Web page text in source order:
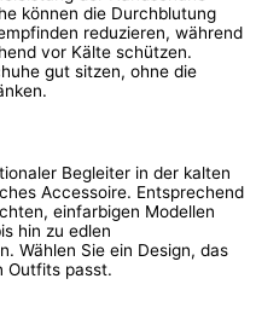
können die Durchblutung
reduzieren, während
vor Kälte schützen.
gut sitzen, ohne die
Begleiter in der kalten
Accessoire. Entsprechend
einfarbigen Modellen
hin zu edlen
Wählen Sie ein Design, das
Outfits passt.